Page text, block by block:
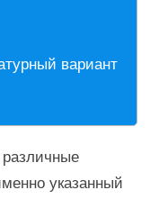
вариант
указанный